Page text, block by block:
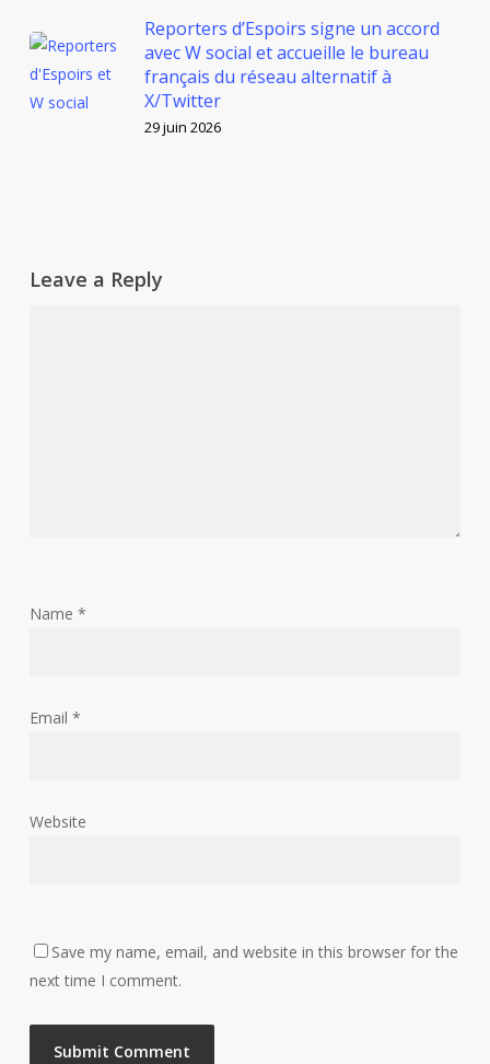
Reporters d’Espoirs signe un accord
avec W social et accueille le bureau
français du réseau alternatif à
X/Twitter
29 juin 2026
Leave a Reply
Name *
Email *
Website
Save my name, email, and website in this browser for the
next time I comment.